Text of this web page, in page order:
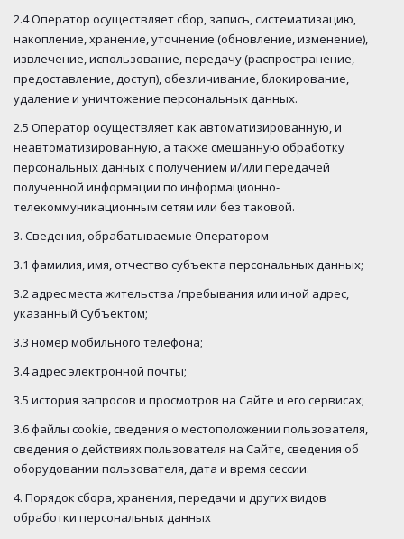
2.4 Оператор осуществляет сбор, запись, систематизацию,
накопление, хранение, уточнение (обновление, изменение),
извлечение, использование, передачу (распространение,
предоставление, доступ), обезличивание, блокирование,
удаление и уничтожение персональных данных.
2.5 Оператор осуществляет как автоматизированную, и
неавтоматизированную, а также смешанную обработку
персональных данных с получением и/или передачей
полученной информации по информационно-
телекоммуникационным сетям или без таковой.
3. Сведения, обрабатываемые Оператором
3.1 фамилия, имя, отчество субъекта персональных данных;
3.2 адрес места жительства /пребывания или иной адрес,
указанный Субъектом;
3.3 номер мобильного телефона;
3.4 адрес электронной почты;
3.5 история запросов и просмотров на Сайте и его сервисах;
3.6 файлы cookie, сведения о местоположении пользователя,
сведения о действиях пользователя на Сайте, сведения об
оборудовании пользователя, дата и время сессии.
4. Порядок сбора, хранения, передачи и других видов
обработки персональных данных